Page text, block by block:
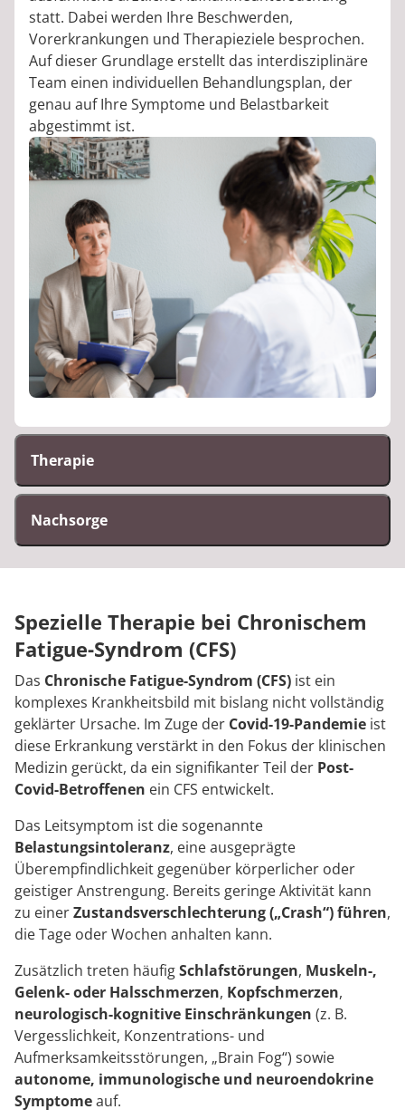
statt. Dabei werden Ihre Beschwerden,
Vorerkrankungen und Therapieziele besprochen.
Auf dieser Grundlage erstellt das interdisziplinäre
Team einen individuellen Behandlungsplan, der
genau auf Ihre Symptome und Belastbarkeit
abgestimmt ist.
Therapie
Nachsorge
Spezielle Therapie bei Chronischem
Fatigue-Syndrom (CFS)
Das Chronische Fatigue-Syndrom (CFS) ist ein
komplexes Krankheitsbild mit bislang nicht vollständig
geklärter Ursache. Im Zuge der Covid-19-Pandemie ist
diese Erkrankung verstärkt in den Fokus der klinischen
Medizin gerückt, da ein signifikanter Teil der Post-
Covid-Betroffenen ein CFS entwickelt.
Das Leitsymptom ist die sogenannte
Belastungsintoleranz, eine ausgeprägte
Überempfindlichkeit gegenüber körperlicher oder
geistiger Anstrengung. Bereits geringe Aktivität kann
zu einerZustandsverschlechterung („Crash“) führen,
die Tage oder Wochen anhalten kann.
Zusätzlich treten häufigSchlafstörungen, Muskeln-,
Gelenk- oder Halsschmerzen, Kopfschmerzen,
neurologisch-kognitive Einschränkungen (z. B.
Vergesslichkeit, Konzentrations- und
Aufmerksamkeitsstörungen, „Brain Fog“) sowie
autonome, immunologische und neuroendokrine
Symptomeauf.